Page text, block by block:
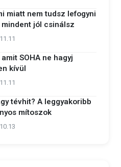
miatt nem tudsz lefogyni
jól csinálsz
SOHA ne hagyj
kívül
tévhit? A leggyakoribb
mítoszok